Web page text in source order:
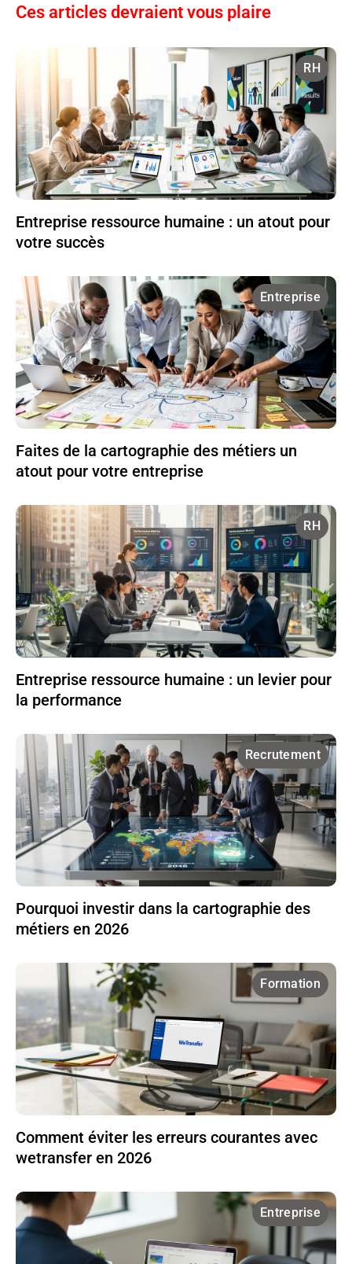
Ces articles devraient vous plaire
RH
Entreprise ressource humaine : un atout pour
votre succès
Entreprise
Faites de la cartographie des métiers un
atout pour votre entreprise
RH
Entreprise ressource humaine : un levier pour
la performance
Recrutement
Pourquoi investir dans la cartographie des
métiers en 2026
Formation
Comment éviter les erreurs courantes avec
wetransfer en 2026
Entreprise